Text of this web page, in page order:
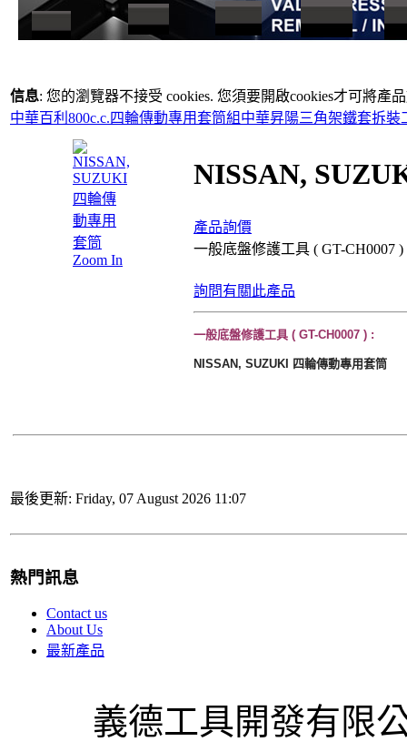
信息: 您的瀏覽器不接受 cookies. 您須要開啟cookies才可將產
中華百利800c.c.四輪傳動專用套筒組中華昇陽三角架鐵套拆裝
Zoom In
NISSAN,
產品詢價
一般底盤修護工具 ( GT-CH0007 )
詢問有關此產品
一般底盤修護工具 ( GT-CH0007 ) :
NISSAN, SUZUKI 四輪傳動專用套筒
最後更新: Friday, 07 August 2026 11:07
熱門訊息
Contact us
About Us
最新產品
義德工具開發有限